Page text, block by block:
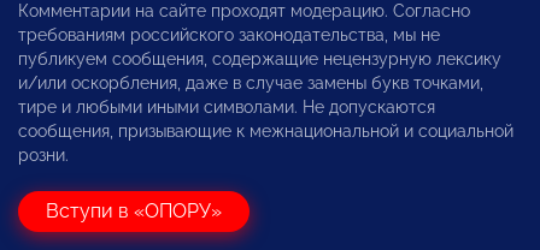
Комментарии на сайте проходят модерацию. Согласно
требованиям российского законодательства, мы не
публикуем сообщения, содержащие нецензурную лексику
и/или оскорбления, даже в случае замены букв точками,
тире и любыми иными символами. Не допускаются
сообщения, призывающие к межнациональной и социальной
розни.
Вступи в «ОПОРУ»